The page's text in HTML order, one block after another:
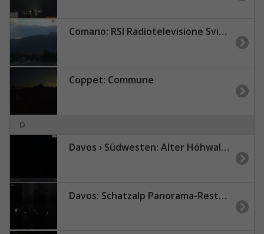
Comano: RSI Radiotelevisione Svizzera
Coppet: Commune
D
Davos › Südwesten: Alter Höhwaldsteg - Lake Davos
Davos: Schatzalp Panorama-Restaurant